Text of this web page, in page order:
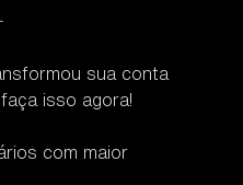
sua conta
isso agora!
com maior